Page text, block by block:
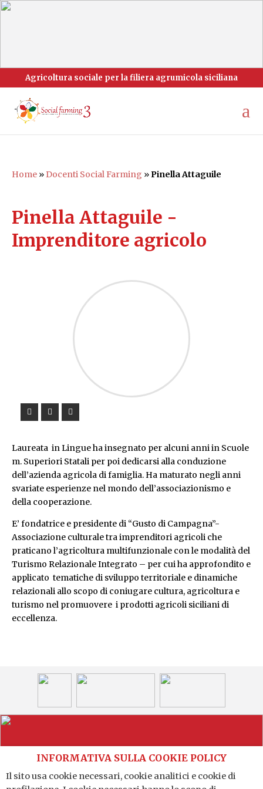
Agricoltura sociale per la filiera agrumicola siciliana
Home » Docenti Social Farming » Pinella Attaguile
Pinella Attaguile -
Imprenditore agricolo
Laureata in Lingue ha insegnato per alcuni anni in Scuole
m. Superiori Statali per poi dedicarsi alla conduzione
dell’azienda agricola di famiglia. Ha maturato negli anni
svariate esperienze nel mondo dell’associazionismo e
della cooperazione.
E’ fondatrice e presidente di “Gusto di Campagna”-
Associazione culturale tra imprenditori agricoli che
praticano l’agricoltura multifunzionale con le modalità del
Turismo Relazionale Integrato – per cui ha approfondito e
applicato tematiche di sviluppo territoriale e dinamiche
relazionali allo scopo di coniugare cultura, agricoltura e
turismo nel promuovere i prodotti agricoli siciliani di
eccellenza.
INFORMATIVA SULLA COOKIE POLICY
Il sito usa cookie necessari, cookie analitici e cookie di